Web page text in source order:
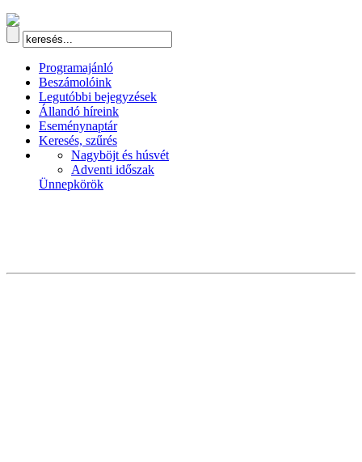
Programajánló
Beszámolóink
Legutóbbi bejegyzések
Állandó híreink
Eseménynaptár
Keresés, szűrés
Nagyböjt és húsvét
Adventi időszak
Ünnepkörök